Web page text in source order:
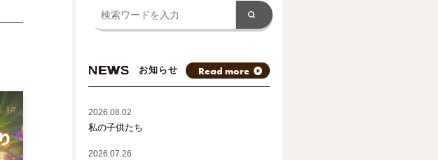
NEWS お知らせ Read more
2026.08.02
私の子供たち
2026.07.26